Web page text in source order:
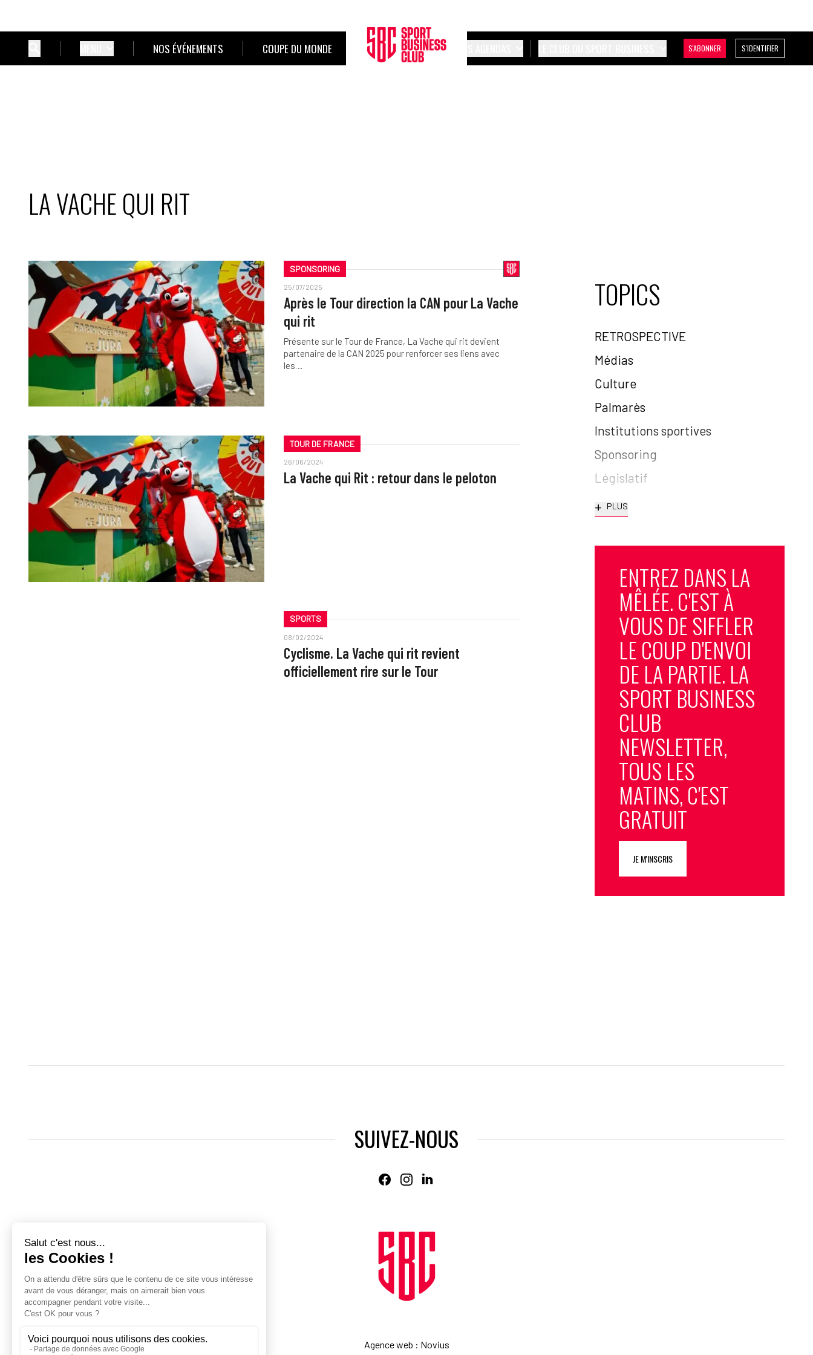
NOS ÉVÉNEMENTS COUPE DU MONDE S'ABONNER S'IDENTIFIER
LA VACHE QUI RIT
SPONSORING
25/07/2025
Après le Tour direction la CAN pour La Vache
qui rit
Présente sur le Tour de France, La Vache qui rit devient
partenaire de la CAN 2025 pour renforcer ses liens avec
les…
TOUR DE FRANCE
26/06/2024
La Vache qui Rit : retour dans le peloton
SPORTS
08/02/2024
Cyclisme. La Vache qui rit revient
officiellement rire sur le Tour
TOPICS
RETROSPECTIVE
Médias
Culture
Palmarès
Institutions sportives
Sponsoring
Législatif
+ PLUS
ENTREZ DANS LA
MÊLÉE. C'EST À
VOUS DE SIFFLER
LE COUP D'ENVOI
DE LA PARTIE. LA
SPORT BUSINESS
CLUB
NEWSLETTER,
TOUS LES
MATINS, C'EST
GRATUIT
JE M'INSCRIS
SUIVEZ-NOUS
Agence web : Novius